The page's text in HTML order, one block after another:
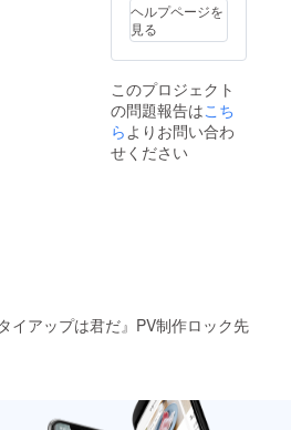
ヘルプページを
見る
このプロジェクト
の問題報告はこち
らよりお問い合わ
せください
イアップは君だ』PV制作ロック先